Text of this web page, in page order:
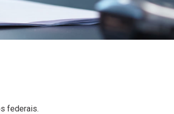
federais.